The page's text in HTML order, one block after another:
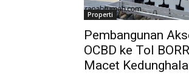
Properti
Pembangunan
OCBD ke Tol
Macet